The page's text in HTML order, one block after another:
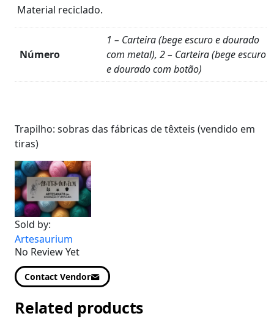
Material reciclado.
Número
1 – Carteira (bege escuro e dourado
com metal), 2 – Carteira (bege escuro
e dourado com botão)
Trapilho: sobras das fábricas de têxteis (vendido em
tiras)
Sold by:
Artesaurium
No Review Yet
Contact Vendor
Related products